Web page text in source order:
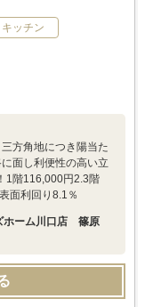
キッチン
方角地につき陽当た
面し利便性の高い立
1階116,000円2.3階
面利回り8.1％
ホーム川口店 篠原